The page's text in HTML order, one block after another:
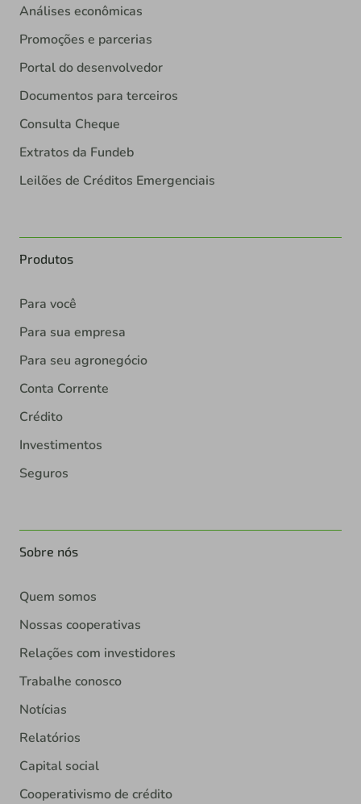
Análises econômicas
Promoções e parcerias
Portal do desenvolvedor
Documentos para terceiros
Consulta Cheque
Extratos da Fundeb
Leilões de Créditos Emergenciais
Produtos
Para você
Para sua empresa
Para seu agronegócio
Conta Corrente
Crédito
Investimentos
Seguros
Sobre nós
Quem somos
Nossas cooperativas
Relações com investidores
Trabalhe conosco
Notícias
Relatórios
Capital social
Cooperativismo de crédito